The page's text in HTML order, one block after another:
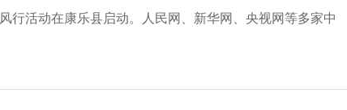
行活动在康乐县启动。人民网、新华网、央视网等多家中